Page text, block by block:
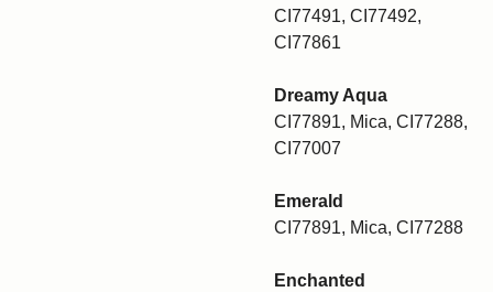
CI77491, CI77492,
CI77861
Dreamy Aqua
CI77891, Mica, CI77288,
CI77007
Emerald
CI77891, Mica, CI77288
Enchanted